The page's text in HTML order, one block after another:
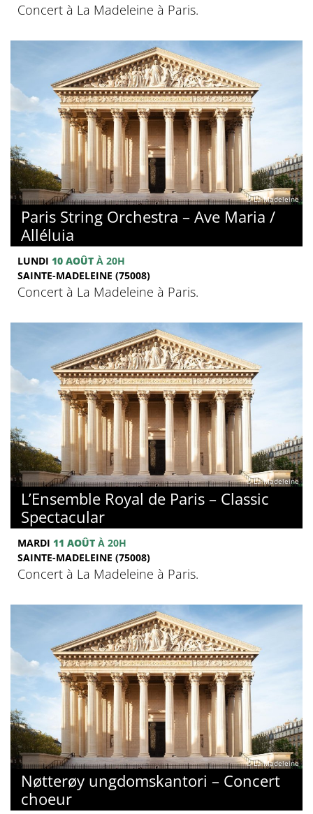
Concert à La Madeleine à Paris.
© La Madeleine
Paris String Orchestra – Ave Maria /
Alléluia
LUNDI 10 AOÛT À 20H
SAINTE-MADELEINE (75008)
Concert à La Madeleine à Paris.
© La Madeleine
L’Ensemble Royal de Paris – Classic
Spectacular
MARDI 11 AOÛT À 20H
SAINTE-MADELEINE (75008)
Concert à La Madeleine à Paris.
© La Madeleine
Nøtterøy ungdomskantori – Concert
choeur